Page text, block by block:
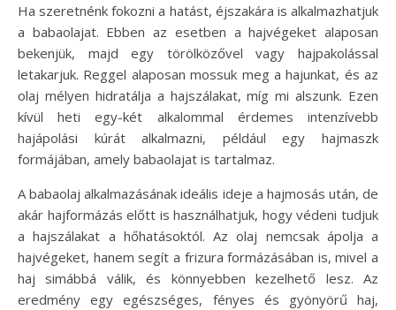
Ha szeretnénk fokozni a hatást, éjszakára is alkalmazhatjuk
a babaolajat. Ebben az esetben a hajvégeket alaposan
bekenjük, majd egy törölközővel vagy hajpakolással
letakarjuk. Reggel alaposan mossuk meg a hajunkat, és az
olaj mélyen hidratálja a hajszálakat, míg mi alszunk. Ezen
kívül heti egy-két alkalommal érdemes intenzívebb
hajápolási kúrát alkalmazni, például egy hajmaszk
formájában, amely babaolajat is tartalmaz.
A babaolaj alkalmazásának ideális ideje a hajmosás után, de
akár hajformázás előtt is használhatjuk, hogy védeni tudjuk
a hajszálakat a hőhatásoktól. Az olaj nemcsak ápolja a
hajvégeket, hanem segít a frizura formázásában is, mivel a
haj simábbá válik, és könnyebben kezelhető lesz. Az
eredmény egy egészséges, fényes és gyönyörű haj,